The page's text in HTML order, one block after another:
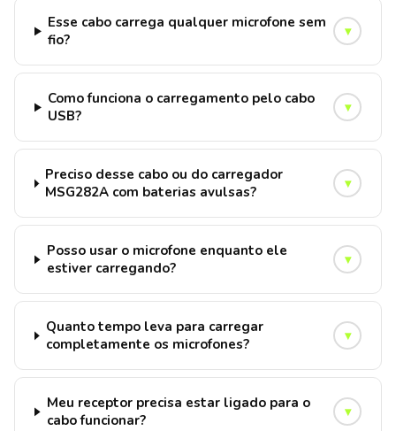
Esse cabo carrega qualquer microfone sem
fio?
▾
Como funciona o carregamento pelo cabo
USB?
▾
Preciso desse cabo ou do carregador
MSG282A com baterias avulsas?
▾
Posso usar o microfone enquanto ele
estiver carregando?
▾
Quanto tempo leva para carregar
completamente os microfones?
▾
Meu receptor precisa estar ligado para o
cabo funcionar?
▾